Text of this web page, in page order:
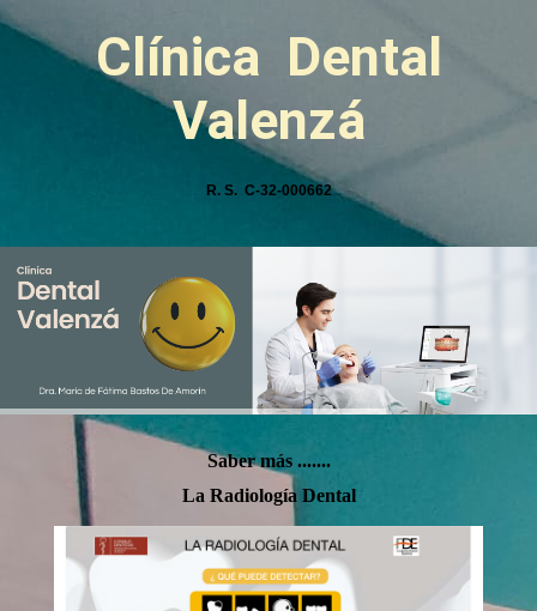
Clínica Dental
Valenzá
R. S. C-32-000662
Saber más .......
La Radiología Dental